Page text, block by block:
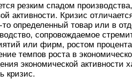
резким спадом
активности. Кризис
определенный товар или в
сопровождаемое
или фирм, ростом
темпов роста в
экономической активности
кризис.